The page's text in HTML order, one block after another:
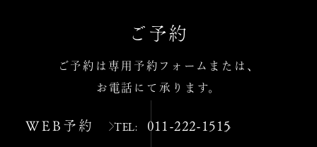
ご予約
ご予約は専用予約フォームまたは、
お電話にて承ります。
WEB予約 TEL: 011-222-1515